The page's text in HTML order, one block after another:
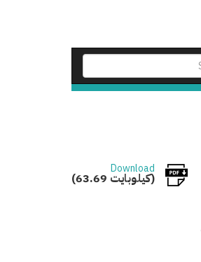
Download
(63.69 كيلوبايت)